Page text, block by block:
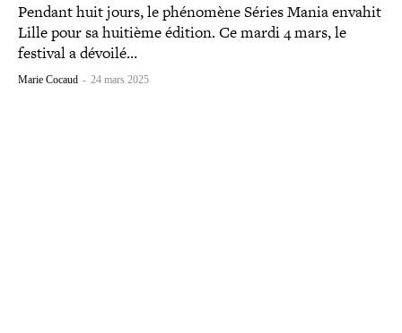
Pendant huit jours, le phénomène Séries Mania envahit
Lille pour sa huitième édition. Ce mardi 4 mars, le
festival a dévoilé…
Marie Cocaud - 24 mars 2025